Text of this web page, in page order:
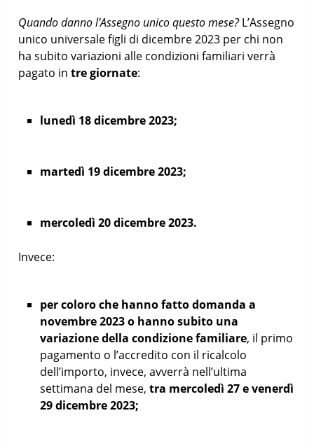
Quando danno l’Assegno unico questo mese?L’Assegno
unico universale figli di dicembre 2023 per chi non
ha subito variazioni alle condizioni familiari verrà
pagato intre giornate:
lunedì 18 dicembre 2023;
martedì 19 dicembre 2023;
mercoledì 20 dicembre 2023.
Invece:
per coloro che hanno fatto domanda a
novembre 2023 o hanno subito una
variazione della condizione familiare, il primo
pagamento o l’accredito con il ricalcolo
dell’importo, invece, avverrà nell’ultima
settimana del mese, tra mercoledì 27 e venerdì
29 dicembre 2023;